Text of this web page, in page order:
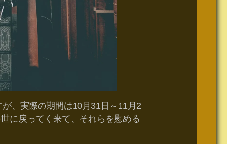
、実際の期間は10月31日～11月2
に戻ってく来て、それらを慰める